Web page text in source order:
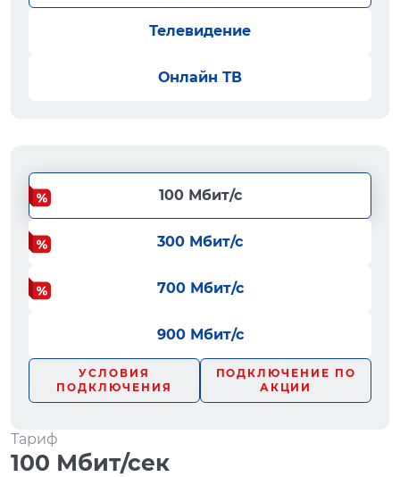
Телевидение
Онлайн ТВ
100 Мбит/с
300 Мбит/с
700 Мбит/с
900 Мбит/с
УСЛОВИЯ
ПОДКЛЮЧЕНИЯ
ПОДКЛЮЧЕНИЕ ПО
АКЦИИ
Тариф
100 Мбит/сек